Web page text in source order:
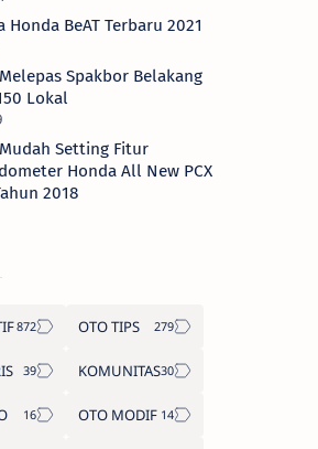
Honda BeAT Terbaru 2021
Spakbor Belakang
Lokal
Setting Fitur
Honda All New PCX
2018
OTO TIPS
KOMUNITAS
OTO MODIF